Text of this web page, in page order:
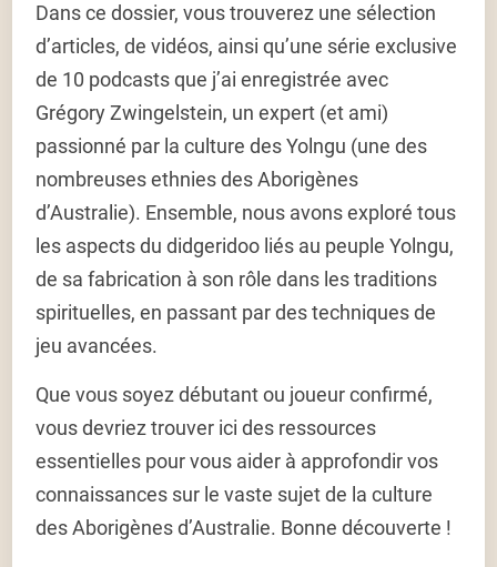
Dans ce dossier, vous trouverez une sélection
d’articles, de vidéos, ainsi qu’une série exclusive
de 10 podcasts que j’ai enregistrée avec
Grégory Zwingelstein, un expert (et ami)
passionné par la culture des Yolngu (une des
nombreuses ethnies des Aborigènes
d’Australie). Ensemble, nous avons exploré tous
les aspects du didgeridoo liés au peuple Yolngu,
de sa fabrication à son rôle dans les traditions
spirituelles, en passant par des techniques de
jeu avancées.
Que vous soyez débutant ou joueur confirmé,
vous devriez trouver ici des ressources
essentielles pour vous aider à approfondir vos
connaissances sur le vaste sujet de la culture
des Aborigènes d’Australie. Bonne découverte !